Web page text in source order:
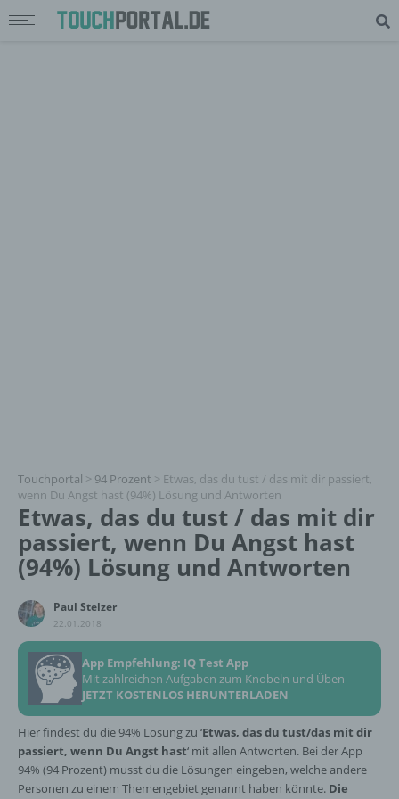
Touchportal > 94 Prozent > Etwas, das du tust / das mit dir passiert,
wenn Du Angst hast (94%) Lösung und Antworten
Etwas, das du tust / das mit dir
passiert, wenn Du Angst hast
(94%) Lösung und Antworten
Paul Stelzer
22.01.2018
App Empfehlung: IQ Test App
Mit zahlreichen Aufgaben zum Knobeln und Üben
JETZT KOSTENLOS HERUNTERLADEN
Hier findest du die 94% Lösung zu ‘Etwas, das du tust/das mit dir
passiert, wenn Du Angst hast‘ mit allen Antworten. Bei der App
94% (94 Prozent) musst du die Lösungen eingeben, welche andere
Personen zu einem Themengebiet genannt haben könnte. Die